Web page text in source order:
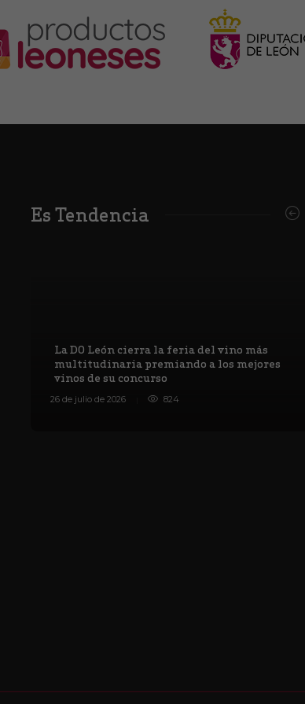
Es Tendencia
La DO León cierra la feria del vino más
multitudinaria premiando a los mejores
vinos de su concurso
26 de julio de 2026 824